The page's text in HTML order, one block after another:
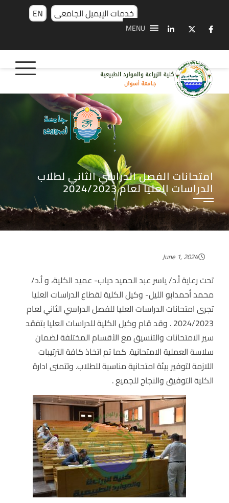
EN خدمات الإيميل الجامعى
MENU
امتحانات الفصل الدراسي الثاني لطلاب
الدراسات العليا لعام 2024/2023
June 1, 2024
تحت رعاية أ.د/ ياسر عبد الحميد دياب- عميد الكلية، و أ.د/
محمد أحمدابو الليل- وكيل الكلية لقطاع الدراسات العليا
تجرى امتحانات الدراسات العليا للفصل الدراسي الثاني لعام
2024/2023 . وقد قام وكيل الكلية للدراسات العليا بتفقد
سير الامتحانات والتنسيق مع الأقسام المختلفة لضمان
سلاسة العملية الامتحانية. كما تم اتخاذ كافة الترتيبات
اللازمة لتوفير بيئة امتحانية مناسبة للطلاب. وتتمنى ادارة
الكلية التوفيق والنجاح للجميع .